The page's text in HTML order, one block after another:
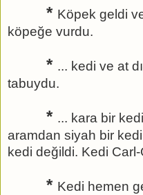
* Köpek geldi
köpeğe vurdu.
* ... kedi ve at
tabuydu.
* ... kara bir
aramdan siyah bir
kedi değildi. Kedi
* Kedi hemen